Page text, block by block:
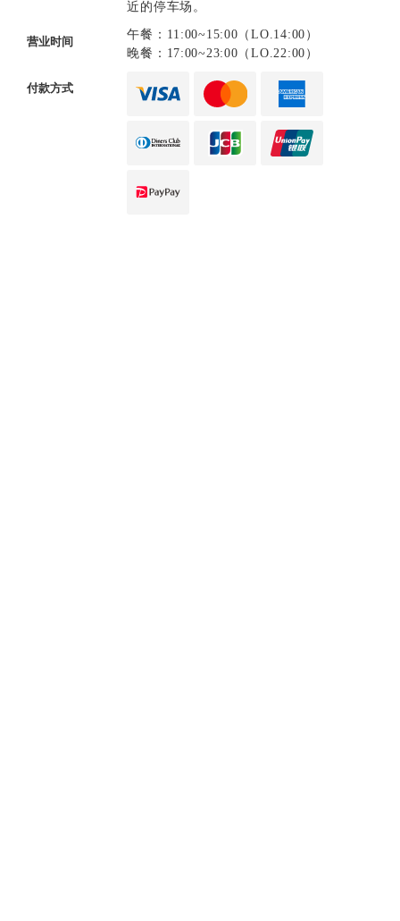
近的停车场。
营业时间
午餐：11:00~15:00（LO.14:00）
晚餐：17:00~23:00（LO.22:00）
付款方式